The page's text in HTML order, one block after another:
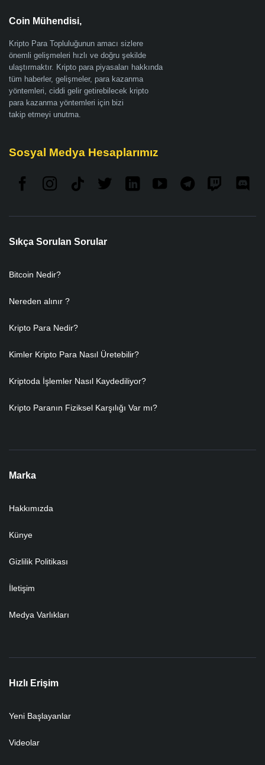
Coin Mühendisi,
Kripto Para Topluluğunun amacı sizlere
önemli gelişmeleri hızlı ve doğru şekilde
ulaştırmaktır. Kripto para piyasaları hakkında
tüm haberler, gelişmeler, para kazanma
yöntemleri, ciddi gelir getirebilecek kripto
para kazanma yöntemleri için bizi
takip etmeyi unutma.
Sosyal Medya Hesaplarımız
Sıkça Sorulan Sorular
Bitcoin Nedir?
Nereden alınır ?
Kripto Para Nedir?
Kimler Kripto Para Nasıl Üretebilir?
Kriptoda İşlemler Nasıl Kaydediliyor?
Kripto Paranın Fiziksel Karşılığı Var mı?
Marka
Hakkımızda
Künye
Gizlilik Politikası
İletişim
Medya Varlıkları
Hızlı Erişim
Yeni Başlayanlar
Videolar